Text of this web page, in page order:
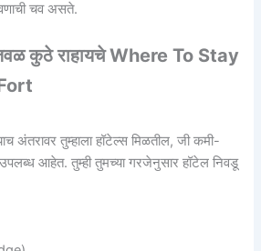
चव असते.
कुठे राहायचे Where To Stay
अंतरावर तुम्हाला हॉटेल्स मिळतील, जी कमी-
आहेत. तुम्ही तुमच्या गरजेनुसार हॉटेल निवडू